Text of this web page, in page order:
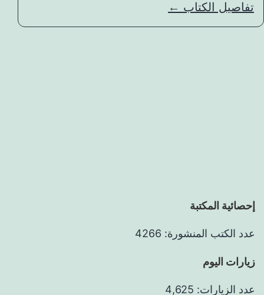
تفاصيل الكتاب ←
إحصائية المكتبة
عدد الكتب المنشورة: 4266
زيارات اليوم
عدد الزيارات: 4,625